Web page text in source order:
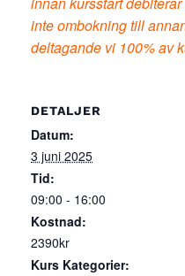
inte ombokning till
deltagande vi 100% av
DETALJER
Datum:
3 juni 2025
Tid:
09:00 - 16:00
Kostnad:
2390kr
Kurs Kategorier: